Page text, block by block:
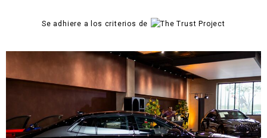
Se adhiere a los criterios de